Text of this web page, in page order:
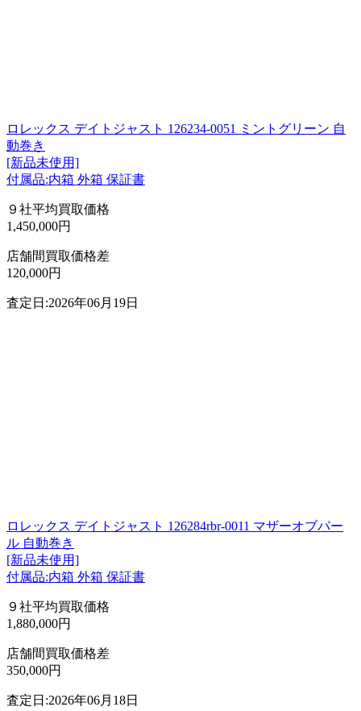
ロレックス デイトジャスト 126234-0051 ミントグリーン 自
動巻き
[新品未使用]
付属品:内箱 外箱 保証書
９社平均買取価格
1,450,000円
店舗間買取価格差
120,000円
査定日:2026年06月19日
ロレックス デイトジャスト 126284rbr-0011 マザーオブパー
ル 自動巻き
[新品未使用]
付属品:内箱 外箱 保証書
９社平均買取価格
1,880,000円
店舗間買取価格差
350,000円
査定日:2026年06月18日